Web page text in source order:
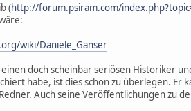
(http://forum.psiram.com/
wiki/Daniele_Ganser
doch scheinbar seriösen Historiker
habe, ist dies schon zu überlegen.
Auch seine Veröffentlichungen zu